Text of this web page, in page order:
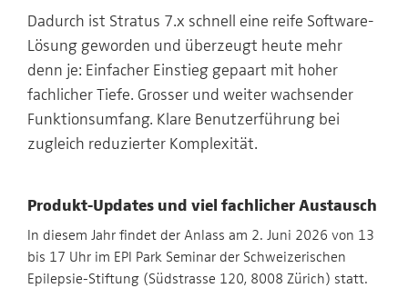
Dadurch ist Stratus 7.x schnell eine reife Software-
Lösung geworden und überzeugt heute mehr
denn je: Einfacher Einstieg gepaart mit hoher
fachlicher Tiefe. Grosser und weiter wachsender
Funktionsumfang. Klare Benutzerführung bei
zugleich reduzierter Komplexität.
Produkt-Updates und viel fachlicher Austausch
In diesem Jahr findet der Anlass am 2. Juni 2026 von 13
bis 17 Uhr im EPI Park Seminar der Schweizerischen
Epilepsie-Stiftung (Südstrasse 120, 8008 Zürich) statt.